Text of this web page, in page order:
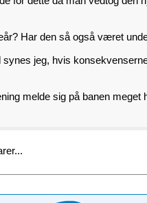
Har den så også været
jeg, hvis
melde sig på banen meget